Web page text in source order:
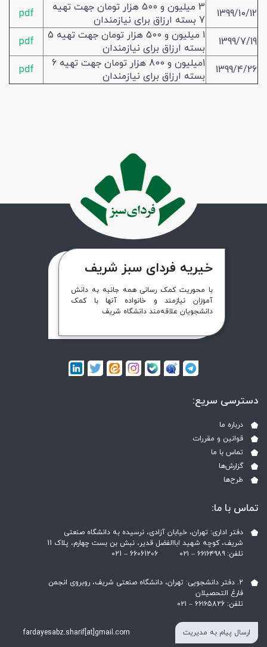
1399/10/12
3 میلیون و 500 هزار تومان جهت تهیه
7 بسته ارزاق برای نیازمندان
pdf
1399/7/19
1 میلیون و 500 هزار تومان جهت تهیه 5
بسته ارزاق برای نیازمندان
pdf
1399/4/26
1میلیون و 800 هزار تومان جهت تهیه 6
بسته ارزاق برای نیازمندان
pdf
خیریه فردای سبز شریف
با محوریت کمک رسانی همه جانبه به دانش
آموزان نیازمند و خانواده آنها با کمک
دانشجویان علاقه‌مند دانشگاه شریف
دسترسی سریع:
درباره ما
قوانین و مقررات
تماس با ما
گزارش‌ها
طرح‌ها
تماس با ما:
دفتر اداری: تهران، خیابان آزادی، نرسیده به دانشگاه صنعتی
شریف، کوچه شهید اباالفضل قدیر، نبش بن بست چهارم، پلاک 11
تلفن: ۶۶۱۶۴۹۸۹ – ۰۲۱ ‎021 – 66061206
2. دفتر دانشجویی: تهران، دانشگاه صنعتی شریف، روبروی انجمن
فارغ التحصیلان
تلفن: ۶۶۱۶5826 – ۰۲۱
ارسال پیام به مدیریت fardayesabz.sharif[at]gmail.com